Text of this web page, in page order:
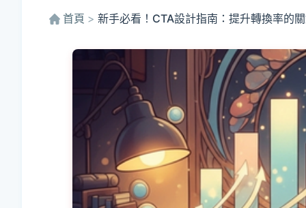
首頁 > 新手必看！CTA設計指南：提升轉換率的